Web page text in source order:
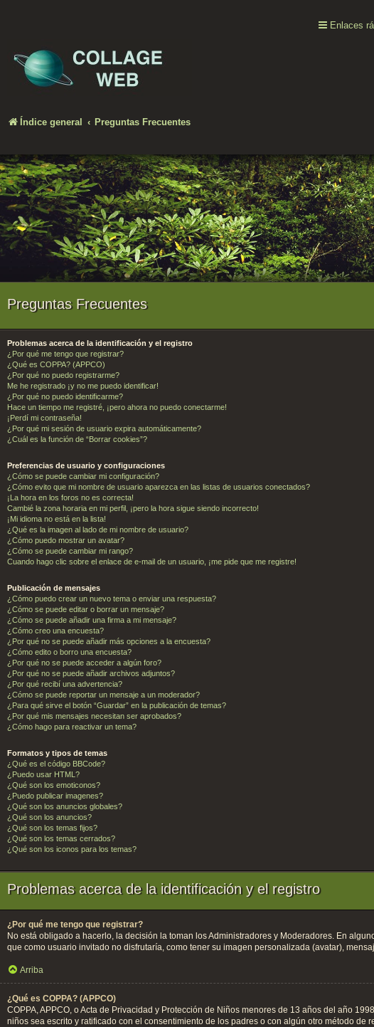
Enlaces
Índice general Preguntas Frecuentes
Preguntas Frecuentes
Problemas acerca de la identificación y el registro
¿Por qué me tengo que registrar?
¿Qué es COPPA? (APPCO)
¿Por qué no puedo registrarme?
Me he registrado ¡y no me puedo identificar!
¿Por qué no puedo identificarme?
Hace un tiempo me registré, ¡pero ahora no puedo conectarme!
¡Perdí mi contraseña!
¿Por qué mi sesión de usuario expira automáticamente?
¿Cuál es la función de “Borrar cookies”?
Preferencias de usuario y configuraciones
¿Cómo se puede cambiar mi configuración?
¿Cómo evito que mi nombre de usuario aparezca en las listas de usuarios conectados?
¡La hora en los foros no es correcta!
Cambié la zona horaria en mi perfil, ¡pero la hora sigue siendo incorrecto!
¡Mi idioma no está en la lista!
¿Qué es la imagen al lado de mi nombre de usuario?
¿Cómo puedo mostrar un avatar?
¿Cómo se puede cambiar mi rango?
Cuando hago clic sobre el enlace de e-mail de un usuario, ¡me pide que me registre!
Publicación de mensajes
¿Cómo puedo crear un nuevo tema o enviar una respuesta?
¿Cómo se puede editar o borrar un mensaje?
¿Cómo se puede añadir una firma a mi mensaje?
¿Cómo creo una encuesta?
¿Por qué no se puede añadir más opciones a la encuesta?
¿Cómo edito o borro una encuesta?
¿Por qué no se puede acceder a algún foro?
¿Por qué no se puede añadir archivos adjuntos?
¿Por qué recibí una advertencia?
¿Cómo se puede reportar un mensaje a un moderador?
¿Para qué sirve el botón “Guardar” en la publicación de temas?
¿Por qué mis mensajes necesitan ser aprobados?
¿Cómo hago para reactivar un tema?
Formatos y tipos de temas
¿Qué es el código BBCode?
¿Puedo usar HTML?
¿Qué son los emoticonos?
¿Puedo publicar imagenes?
¿Qué son los anuncios globales?
¿Qué son los anuncios?
¿Qué son los temas fijos?
¿Qué son los temas cerrados?
¿Qué son los iconos para los temas?
Problemas acerca de la identificación y el registro
¿Por qué me tengo que registrar?
No está obligado a hacerlo, la decisión la toman los Administradores y Moderadores. En
que como usuario invitado no disfrutaría, como tener su imagen personalizada (avatar),
Arriba
¿Qué es COPPA? (APPCO)
COPPA, APPCO, o Acta de Privacidad y Protección de Niños menores de 13 años del año
niños sea escrito y ratificado con el consentimiento de los padres o con algún otro método